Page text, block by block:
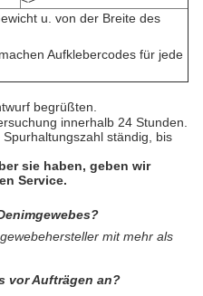
u. von der Breite des
Aufklebercodes für jede
begrüßten.
innerhalb 24 Stunden.
ständig, bis
sie haben, geben wir
Service.
mit mehr als
vor Aufträgen an?